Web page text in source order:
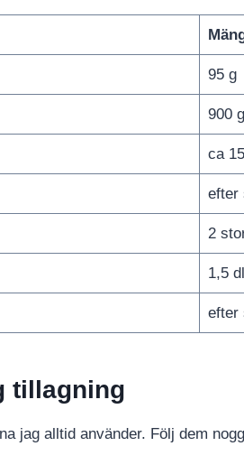
95 g
900 g
ca
efter
2
1,5 dl
efter
tillagning
jag alltid använder. Följ dem